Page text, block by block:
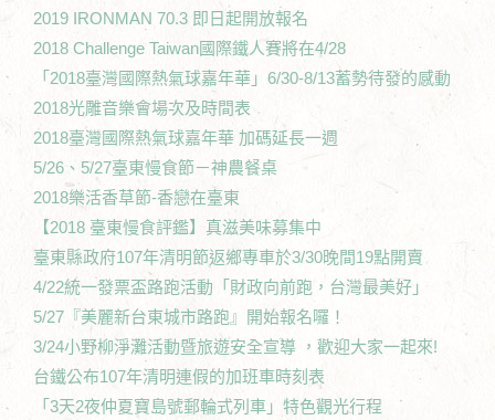
2019 IRONMAN 70.3 即日起開放報名
2018 Challenge Taiwan國際鐵人賽將在4/28
「2018臺灣國際熱氣球嘉年華」6/30-8/13蓄勢待發的感動
2018光雕音樂會場次及時間表
2018臺灣國際熱氣球嘉年華 加碼延長一週
5/26、5/27臺東慢食節－神農餐桌
2018樂活香草節-香戀在臺東
【2018 臺東慢食評鑑】真滋美味募集中
臺東縣政府107年清明節返鄉專車於3/30晚間19點開賣
4/22統一發票盃路跑活動「財政向前跑，台灣最美好」
5/27『美麗新台東城市路跑』開始報名囉！
3/24小野柳淨灘活動暨旅遊安全宣導 ，歡迎大家一起來!
台鐵公布107年清明連假的加班車時刻表
「3天2夜仲夏寶島號郵輪式列車」特色觀光行程